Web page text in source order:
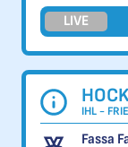
LIVE
IHL -
Fassa